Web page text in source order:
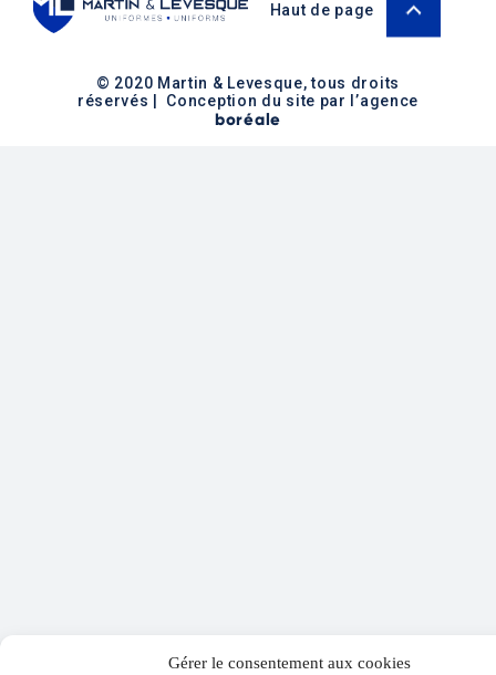
Gérer le consentement aux cookies
© 2020 Martin & Levesque, tous droits
réservés | Conception du site par l’agence
boréale
Haut de page